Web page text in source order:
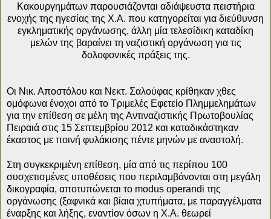
Κακουργημάτων παρουσιάζονται αδιάψευστα πειστήρια
ενοχής της ηγεσίας της Χ.Α. που κατηγορείται για διεύθυνση
εγκληματικής οργάνωσης, άλλη μία τελεσίδικη καταδίκη
μελών της βαραίνει τη ναζιστική οργάνωση για τις
δολοφονικές πράξεις της.
Οι Νικ. Αποστόλου και Νεκτ. Σαλούφας κρίθηκαν χθες
ομόφωνα ένοχοι από το Τριμελές Εφετείο Πλημμελημάτων
για την επίθεση σε μέλη της Αντιναζιστικής Πρωτοβουλίας
Πειραιά στις 15 Σεπτεμβρίου 2012 και καταδικάστηκαν
έκαστος με ποινή φυλάκισης πέντε μηνών με αναστολή.
Στη συγκεκριμένη επίθεση, μία από τις περίπου 100
συσχετισμένες υποθέσεις που περιλαμβάνονται στη μεγάλη
δικογραφία, αποτυπώνεται το modus operandi της
οργάνωσης (ξαφνικά και βίαια χτυπήματα, με παραγγέλματα
έναρξης και λήξης, εναντίον όσων η Χ.Α. θεωρεί